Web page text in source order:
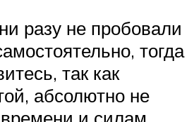
разу не пробовали
тогда
так как
абсолютно не